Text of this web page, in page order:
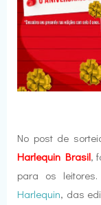
No post de
Harlequin Brasil,
para os
Harlequin, das